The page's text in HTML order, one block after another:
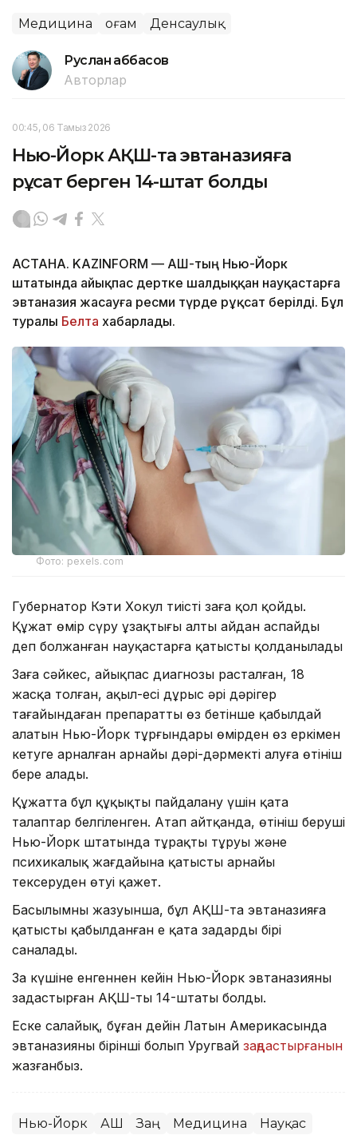
Медицина Қоғам Денсаулық
Руслан Ғаббасов
Авторлар
00:45, 06 Тамыз 2026
Нью-Йорк АҚШ-та эвтаназияға
рұқсат берген 14-штат болды
АСТАНА. KAZINFORM — АҚШ-тың Нью-Йорк
штатында айықпас дертке шалдыққан науқастарға
эвтаназия жасауға ресми түрде рұқсат берілді. Бұл
туралы Белта хабарлады.
Фото: pexels.com
Губернатор Кэти Хокул тиісті заңға қол қойды.
Құжат өмір сүру ұзақтығы алты айдан аспайды
деп болжанған науқастарға қатысты қолданылады
Заңға сәйкес, айықпас диагнозы расталған, 18
жасқа толған, ақыл-есі дұрыс әрі дәрігер
тағайындаған препаратты өз бетінше қабылдай
алатын Нью-Йорк тұрғындары өмірден өз еркімен
кетуге арналған арнайы дәрі-дәрмекті алуға өтініш
бере алады.
Құжатта бұл құқықты пайдалану үшін қатаң
талаптар белгіленген. Атап айтқанда, өтініш беруші
Нью-Йорк штатында тұрақты тұруы және
психикалық жағдайына қатысты арнайы
тексеруден өтуі қажет.
Басылымның жазуынша, бұл АҚШ-та эвтаназияға
қатысты қабылданған ең қатаң заңдардың бірі
саналады.
Заң күшіне енгеннен кейін Нью-Йорк эвтаназияны
заңдастырған АҚШ-тың 14-штаты болды.
Еске салайық, бұған дейін Латын Америкасында
эвтаназияны бірінші болып Уругвай заңдастырғанын
жазғанбыз.
Нью-Йорк АҚШ Заң Медицина Науқас